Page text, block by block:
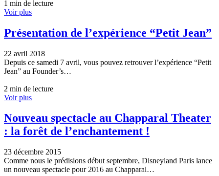
1 min de lecture
Voir plus
Présentation de l’expérience “Petit Jean”
22 avril 2018
Depuis ce samedi 7 avril, vous pouvez retrouver l’expérience “Petit
Jean” au Founder’s…
2 min de lecture
Voir plus
Nouveau spectacle au Chapparal Theater
: la forêt de l’enchantement !
23 décembre 2015
Comme nous le prédisions début septembre, Disneyland Paris lance
un nouveau spectacle pour 2016 au Chapparal…